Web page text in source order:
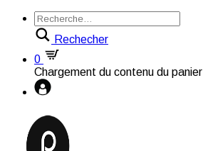
Rechecher
0
Chargement du contenu du panier